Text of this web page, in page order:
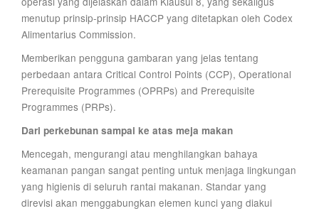
menutup prinsip-prinsip HACCP yang ditetapkan oleh Codex
Alimentarius Commission.
Memberikan pengguna gambaran yang jelas tentang
perbedaan antara Critical Control Points (CCP), Operational
Prerequisite Programmes (OPRPs) and Prerequisite
Programmes (PRPs).
Dari perkebunan sampai ke atas meja makan
Mencegah, mengurangi atau menghilangkan bahaya
keamanan pangan sangat penting untuk menjaga lingkungan
yang higienis di seluruh rantai makanan. Standar yang
direvisi akan menggabungkan elemen kunci yang diakui